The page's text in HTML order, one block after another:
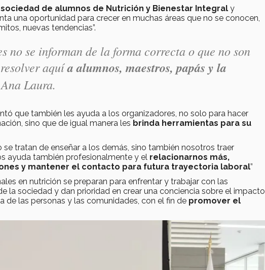
de alumnos de Nutrición y Bienestar Integral y
una oportunidad para crecer en muchas áreas que no se conocen,
nuevas tendencias”.
no se informan de la forma correcta o que no son
aquía alumnos, maestros, papás y la
Laura.
que también les ayuda a los organizadores, no solo para hacer
sino que de igual manera les brinda herramientas para su
tratan de enseñar a los demás, sino también nosotros traer
ayuda también profesionalmente y el relacionarnos más,
y mantener el contacto para futura trayectoria laboral”
en nutrición se preparan para enfrentar y trabajar con las
la sociedad y dan prioridad en crear una conciencia sobre el impacto
de las personas y las comunidades, con el fin de promover el